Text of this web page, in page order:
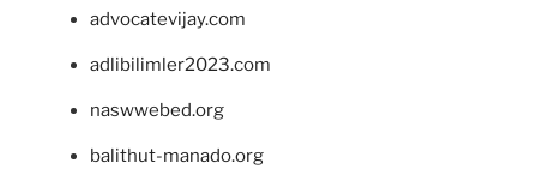
advocatevijay.com
adlibilimler2023.com
naswwebed.org
balithut-manado.org